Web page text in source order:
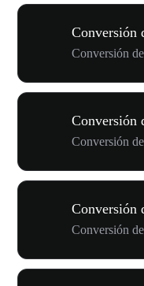
Conversión
Conversión
Conversión
Conversión
Conversión
Conversión